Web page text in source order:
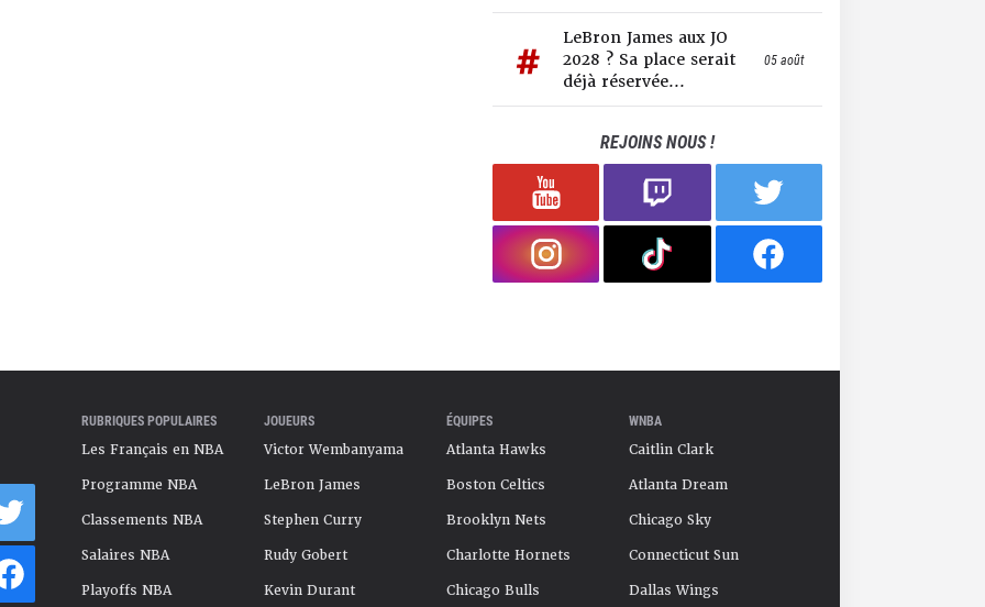
LeBron James aux JO
2028 ? Sa place serait
déjà réservée...
05 août
REJOINS NOUS !
RUBRIQUES POPULAIRES
Les Français en NBA
Programme NBA
Classements NBA
Salaires NBA
Playoffs NBA
JOUEURS
Victor Wembanyama
LeBron James
Stephen Curry
Rudy Gobert
Kevin Durant
ÉQUIPES
Atlanta Hawks
Boston Celtics
Brooklyn Nets
Charlotte Hornets
Chicago Bulls
WNBA
Caitlin Clark
Atlanta Dream
Chicago Sky
Connecticut Sun
Dallas Wings